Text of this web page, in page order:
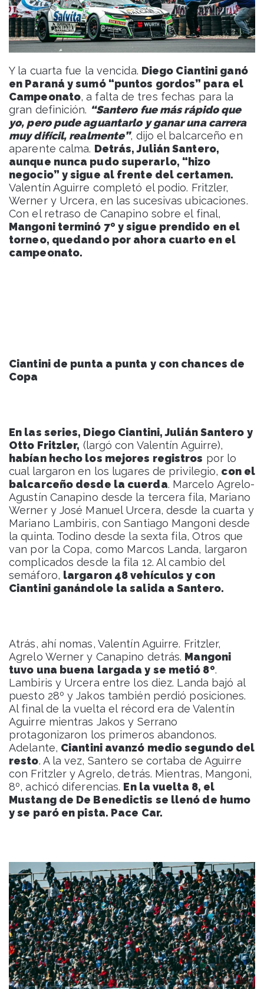
Y la cuarta fue la vencida. Diego Ciantini ganó
en Paraná y sumó “puntos gordos” para el
Campeonato, a falta de tres fechas para la
gran definición. “Santero fue más rápido que
yo, pero pude aguantarlo y ganar una carrera
muy difícil, realmente”, dijo el balcarceño en
aparente calma. Detrás, Julián Santero,
aunque nunca pudo superarlo, “hizo
negocio” y sigue al frente del certamen.
Valentín Aguirre completó el podio. Fritzler,
Werner y Urcera, en las sucesivas ubicaciones.
Con el retraso de Canapino sobre el final,
Mangoni terminó 7º y sigue prendido en el
torneo, quedando por ahora cuarto en el
campeonato.
Ciantini de punta a punta y con chances de
Copa
En las series, Diego Ciantini, Julián Santero y
Otto Fritzler, (largó con Valentín Aguirre),
habían hecho los mejores registros por lo
cual largaron en los lugares de privilegio, con el
balcarceño desde la cuerda. Marcelo Agrelo-
Agustín Canapino desde la tercera fila, Mariano
Werner y José Manuel Urcera, desde la cuarta y
Mariano Lambiris, con Santiago Mangoni desde
la quinta. Todino desde la sexta fila, Otros que
van por la Copa, como Marcos Landa, largaron
complicados desde la fila 12. Al cambio del
semáforo, largaron 48 vehículos y con
Ciantini ganándole la salida a Santero.
Atrás, ahí nomas, Valentín Aguirre. Fritzler,
Agrelo Werner y Canapino detrás. Mangoni
tuvo una buena largada y se metió 8º.
Lambiris y Urcera entre los diez. Landa bajó al
puesto 28º y Jakos también perdió posiciones.
Al final de la vuelta el récord era de Valentín
Aguirre mientras Jakos y Serrano
protagonizaron los primeros abandonos.
Adelante, Ciantini avanzó medio segundo del
resto. A la vez, Santero se cortaba de Aguirre
con Fritzler y Agrelo, detrás. Mientras, Mangoni,
8º, achicó diferencias. En la vuelta 8, el
Mustang de De Benedictis se llenó de humo
y se paró en pista. Pace Car.